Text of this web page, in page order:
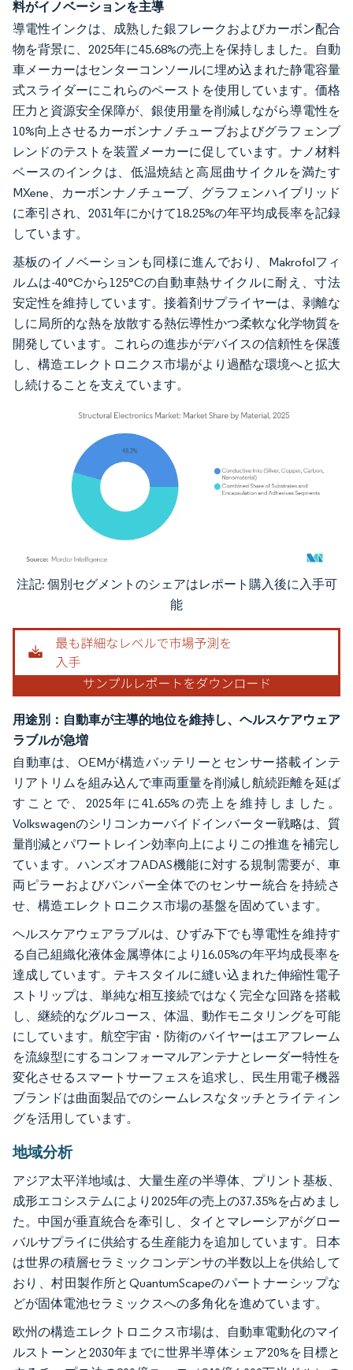
料がイノベーションを主導
導電性インクは、成熟した銀フレークおよびカーボン配合
物を背景に、2025年に45.68%の売上を保持しました。自動
車メーカーはセンターコンソールに埋め込まれた静電容量
式スライダーにこれらのペーストを使用しています。価格
圧力と資源安全保障が、銀使用量を削減しながら導電性を
10%向上させるカーボンナノチューブおよびグラフェンブ
レンドのテストを装置メーカーに促しています。ナノ材料
ベースのインクは、低温焼結と高屈曲サイクルを満たす
MXene、カーボンナノチューブ、グラフェンハイブリッド
に牽引され、2031年にかけて18.25%の年平均成長率を記録
しています。
基板のイノベーションも同様に進んでおり、Makrofolフィ
ルムは-40°Cから125°Cの自動車熱サイクルに耐え、寸法
安定性を維持しています。接着剤サプライヤーは、剥離な
しに局所的な熱を放散する熱伝導性かつ柔軟な化学物質を
開発しています。これらの進歩がデバイスの信頼性を保護
し、構造エレクトロニクス市場がより過酷な環境へと拡大
し続けることを支えています。
画像 © Mordor Intelligence。再利用にはCC BY 4.0の表示が必要です。
注記: 個別セグメントのシェアはレポート購入後に入手可
能
用途別：自動車が主導的地位を維持し、ヘルスケアウェア
ラブルが急増
自動車は、OEMが構造バッテリーとセンサー搭載インテ
リアトリムを組み込んで車両重量を削減し航続距離を延ば
すことで、2025年に41.65%の売上を維持しました。
Volkswagenのシリコンカーバイドインバーター戦略は、質
量削減とパワートレイン効率向上によりこの推進を補完し
ています。ハンズオフADAS機能に対する規制需要が、車
両ピラーおよびバンパー全体でのセンサー統合を持続さ
せ、構造エレクトロニクス市場の基盤を固めています。
ヘルスケアウェアラブルは、ひずみ下でも導電性を維持す
る自己組織化液体金属導体により16.05%の年平均成長率を
達成しています。テキスタイルに縫い込まれた伸縮性電子
ストリップは、単純な相互接続ではなく完全な回路を搭載
し、継続的なグルコース、体温、動作モニタリングを可能
にしています。航空宇宙・防衛のバイヤーはエアフレーム
を流線型にするコンフォーマルアンテナとレーダー特性を
変化させるスマートサーフェスを追求し、民生用電子機器
ブランドは曲面製品でのシームレスなタッチとライティン
グを活用しています。
地域分析
アジア太平洋地域は、大量生産の半導体、プリント基板、
成形エコシステムにより2025年の売上の37.35%を占めまし
た。中国が垂直統合を牽引し、タイとマレーシアがグロー
バルサプライに供給する生産能力を追加しています。日本
は世界の積層セラミックコンデンサの半数以上を供給して
おり、村田製作所とQuantumScapeのパートナーシップな
どが固体電池セラミックスへの多角化を進めています。
欧州の構造エレクトロニクス市場は、自動車電動化のマイ
ルストーンと2030年までに世界半導体シェア20%を目標と